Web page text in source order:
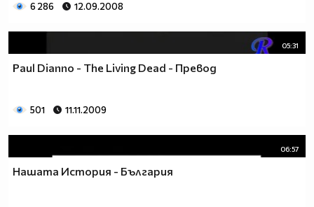
6 286 12.09.2008
05:31
Paul Dianno - The Living Dead - Превод
501 11.11.2009
06:57
Нашата История - България